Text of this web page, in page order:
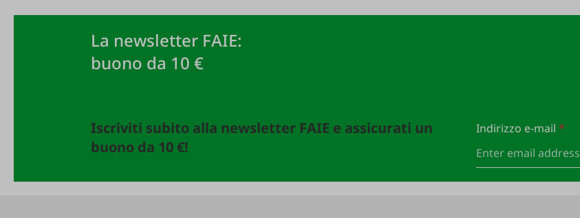
La newsletter FAIE:
buono da 10 €
Iscriviti subito alla newsletter FAIE e assicurati un
buono da 10 €!
Indirizzo e-mail *